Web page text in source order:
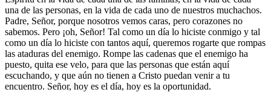
una de las personas, en la vida de cada uno de nuestros muchachos.
Padre, Señor, porque nosotros vemos caras, pero corazones no
sabemos. Pero ¡oh, Señor! Tal como un día lo hiciste conmigo y tal
como un día lo hiciste con tantos aquí, queremos rogarte que rompas
las ataduras del enemigo. Rompe las cadenas que el enemigo ha
puesto, quita ese velo, para que las personas que están aquí
escuchando, y que aún no tienen a Cristo puedan venir a tu
encuentro. Señor, hoy es el día, hoy es la oportunidad.